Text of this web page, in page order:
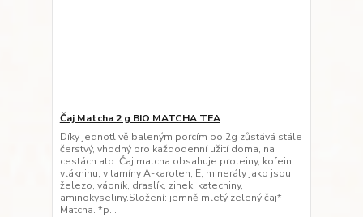
Čaj Matcha 2 g BIO MATCHA TEA
Díky jednotlivě baleným porcím po 2g zůstává stále
čerstvý, vhodný pro každodenní užití doma, na
cestách atd. Čaj matcha obsahuje proteiny, kofein,
vlákninu, vitamíny A-karoten, E, minerály jako jsou
železo, vápník, draslík, zinek, katechiny,
aminokyseliny.Složení: jemně mletý zelený čaj*
Matcha. *p...